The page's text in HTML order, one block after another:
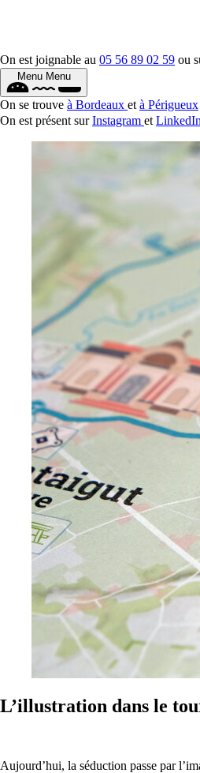
On est joignable au 05 56 89 02 59 ou
Menu Menu
On se trouve à Bordeaux et à Périgueux
On est présent surInstagram et LinkedIn
L’illustration dans le
Aujourd’hui, la séduction passe par